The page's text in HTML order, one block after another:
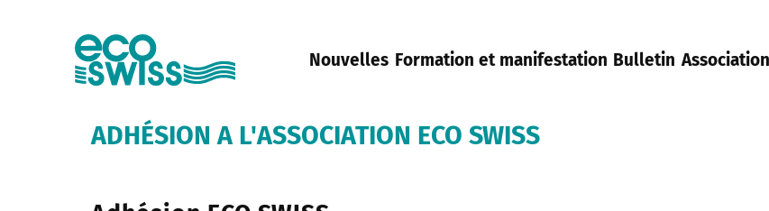
Nouvelles Formation et manifestation Bulletin Association
ADHÉSION A L'ASSOCIATION ECO SWISS